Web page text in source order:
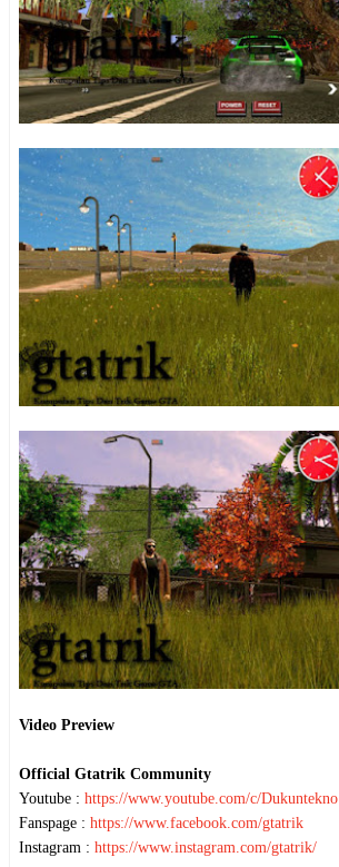
Video Preview
Official Gtatrik Community
Youtube : https://www.youtube.com/c/Dukuntekno
Fanspage : https://www.facebook.com/gtatrik
Instagram : https://www.instagram.com/gtatrik/